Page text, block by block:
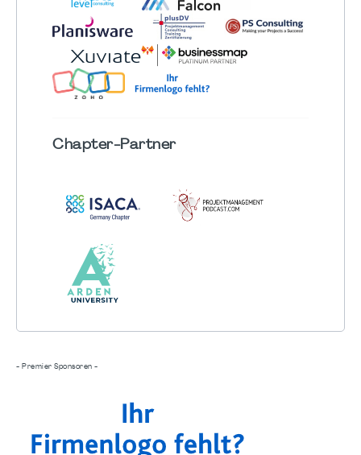
Chapter-Partner
- Premier Sponsoren -